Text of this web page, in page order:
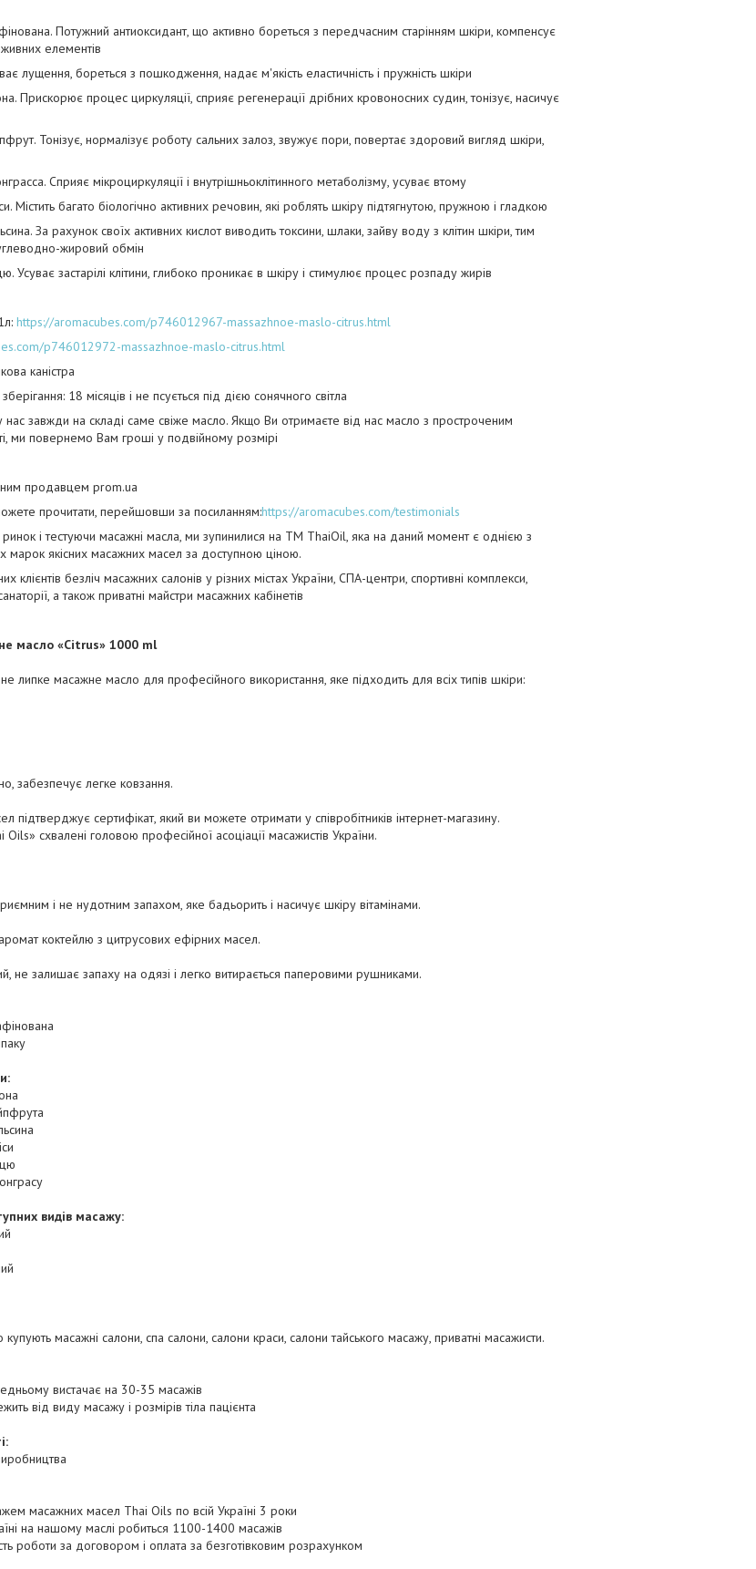
Потужний антиоксидант, що активно бореться з передчасним старінням шкіри, компенсує
елементів
лущення, бореться з пошкодження, надає м'якість еластичність і пружність шкіри
Прискорює процес циркуляції, сприяє регенерації дрібних кровоносних судин, тонізує, насичує
Тонізує, нормалізує роботу сальних залоз, звужує пори, повертає здоровий вигляд шкіри,
Сприяє мікроциркуляції і внутрішньоклітинного метаболізму, усуває втому
Містить багато біологічно активних речовин, які роблять шкіру підтягнутою, пружною і гладкою
За рахунок своїх активних кислот виводить токсини, шлаки, зайву воду з клітин шкіри, тим
жировий обмін
Усуває застарілі клітини, глибоко проникає в шкіру і стимулює процес розпаду жирів
https://aromacubes.com/p746012967-massazhnoe-maslo-citrus.html
p746012972-massazhnoe-maslo-citrus.html
каністра
18 місяців і не псується під дією сонячного світла
нас завжди на складі саме свіже масло. Якщо Ви отримаєте від нас масло з простроченим
ми повернемо Вам гроші у подвійному розмірі
продавцем prom.ua
прочитати, перейшовши за посиланням:https://aromacubes.com/testimonials
і тестуючи масажні масла, ми зупинилися на ТМ ThaiOil, яка на даний момент є однією з
марок якісних масажних масел за доступною ціною.
клієнтів безліч масажних салонів у різних містах України, СПА-центри, спортивні комплекси,
а також приватні майстри масажних кабінетів
масло «Citrus» 1000 ml
липке масажне масло для професійного використання, яке підходить для всіх типів шкіри:
забезпечує легке ковзання.
підтверджує сертифікат, який ви можете отримати у співробітників інтернет-магазину.
схвалені головою професійної асоціації масажистів України.
і не нудотним запахом, яке бадьорить і насичує шкіру вітамінами.
коктейлю з цитрусових ефірних масел.
не залишає запаху на одязі і легко витирається паперовими рушниками.
видів масажу:
масажні салони, спа салони, салони краси, салони тайського масажу, приватні масажисти.
вистачає на 30-35 масажів
від виду масажу і розмірів тіла пацієнта
масажних масел Thai Oils по всій Україні 3 роки
на нашому маслі робиться 1100-1400 масажів
роботи за договором і оплата за безготівковим розрахунком